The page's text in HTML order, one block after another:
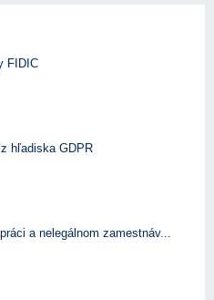
FIDIC
hľadiska GDPR
a nelegálnom zamestnáv...